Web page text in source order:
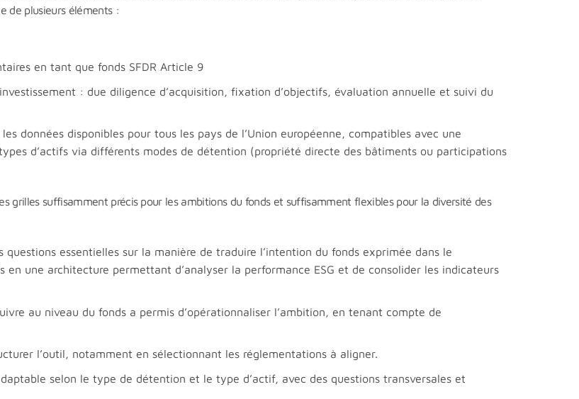
de plusieurs éléments :
en tant que fonds SFDR Article 9
: due diligence d’acquisition, fixation d’objectifs, évaluation annuelle et suivi du
données disponibles pour tous les pays de l’Union européenne, compatibles avec une
d’actifs via différents modes de détention (propriété directe des bâtiments ou participations
grilles suffisamment précis pour les ambitions du fonds et suffisamment flexibles pour la diversité des
essentielles sur la manière de traduire l’intention du fonds exprimée dans le
en une architecture permettant d’analyser la performance ESG et de consolider les indicateurs
au niveau du fonds a permis d’opérationnaliser l’ambition, en tenant compte de
l’outil, notamment en sélectionnant les réglementations à aligner.
selon le type de détention et le type d’actif, avec des questions transversales et